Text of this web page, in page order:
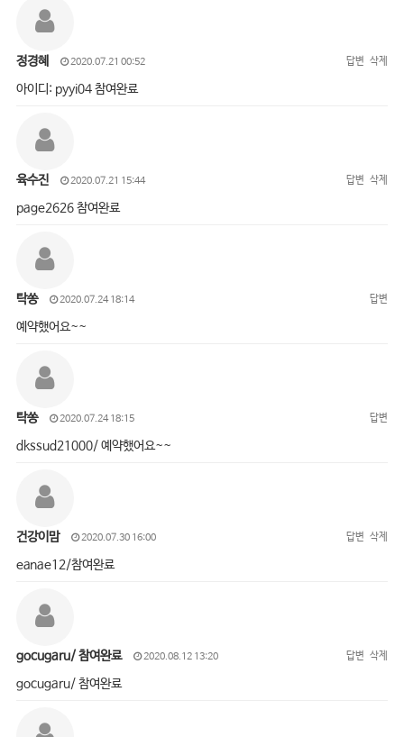
정경혜 2020.07.21 00:52 답변 삭제
아이디: pyyi04 참여완료
육수진 2020.07.21 15:44 답변 삭제
page2626 참여완료
탁쏭 2020.07.24 18:14 답변
예약했어요~~
탁쏭 2020.07.24 18:15 답변
dkssud21000/ 예약했어요~~
건강이맘 2020.07.30 16:00 답변 삭제
eanae12/참여완료
gocugaru/ 참여완료 2020.08.12 13:20 답변 삭제
gocugaru/ 참여완료